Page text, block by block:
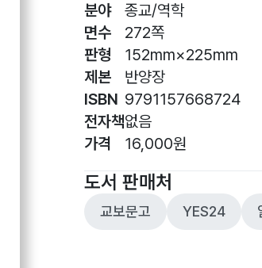
분야
면수
판형
제본
ISBN
전자책
가격
종교/역학
272쪽
152mm×225mm
반양장
9791157668724
없음
16,000원
도서 판매처
교보문고 YES24